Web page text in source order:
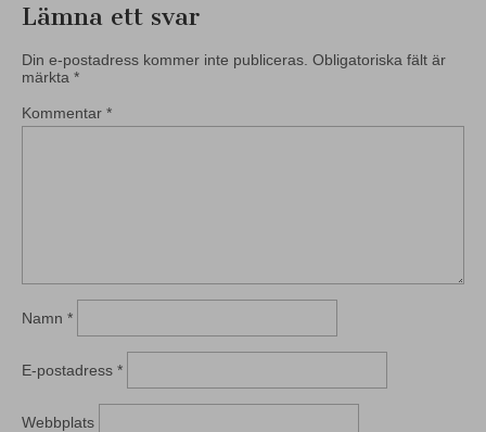
Lämna ett svar
Din e-postadress kommer inte publiceras. Obligatoriska fält är
märkta *
Kommentar *
Namn *
E-postadress *
Webbplats